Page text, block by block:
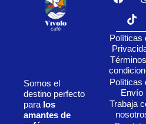
Políticas
Políticas
Envío
Trabaja
Somos el
destino perfecto
para los
amantes de